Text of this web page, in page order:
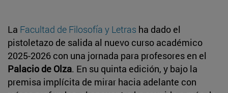
La Facultad de Filosofía y Letras ha dado el
pistoletazo de salida al nuevo curso académico
2025-2026 con una jornada para profesores en el
Palacio de Olza. En su quinta edición, y bajo la
premisa implícita de mirar hacia adelante con